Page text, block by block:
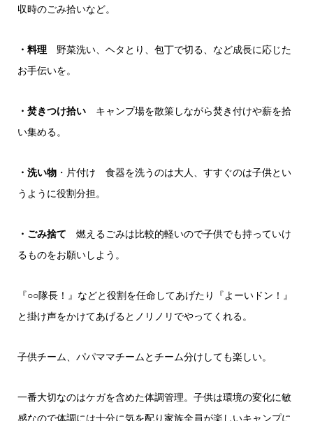
収時のごみ拾いなど。
・料理野菜洗い、ヘタとり、包丁で切る、など成長に応じた
お手伝いを。
・焚きつけ拾いキャンプ場を散策しながら焚き付けや薪を拾
い集める。
・洗い物・片付け 食器を洗うのは大人、すすぐのは子供とい
うように役割分担。
・ごみ捨て 燃えるごみは比較的軽いので子供でも持っていけ
るものをお願いしよう。
『○○隊長！』などと役割を任命してあげたり『よーいドン！』
と掛け声をかけてあげるとノリノリでやってくれる。
子供チーム、パパママチームとチーム分けしても楽しい。
一番大切なのはケガを含めた体調管理。子供は環境の変化に敏
感なので体調には十分に気を配り家族全員が楽しいキャンプに